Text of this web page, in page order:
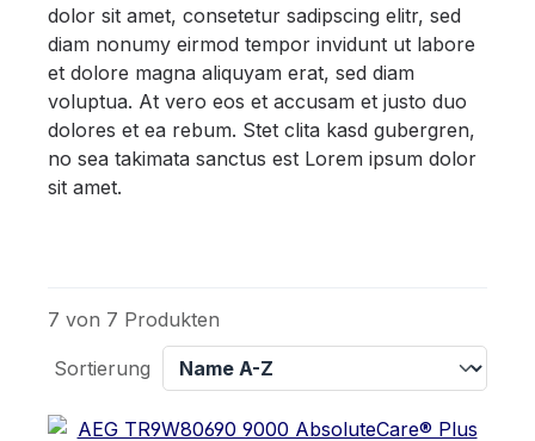
dolor sit amet, consetetur sadipscing elitr, sed
diam nonumy eirmod tempor invidunt ut labore
et dolore magna aliquyam erat, sed diam
voluptua. At vero eos et accusam et justo duo
dolores et ea rebum. Stet clita kasd gubergren,
no sea takimata sanctus est Lorem ipsum dolor
sit amet.
7 von 7 Produkten
Sortierung